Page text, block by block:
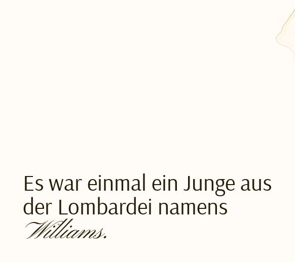
Es war einmal ein Junge aus
der Lombardei namens
Williams.